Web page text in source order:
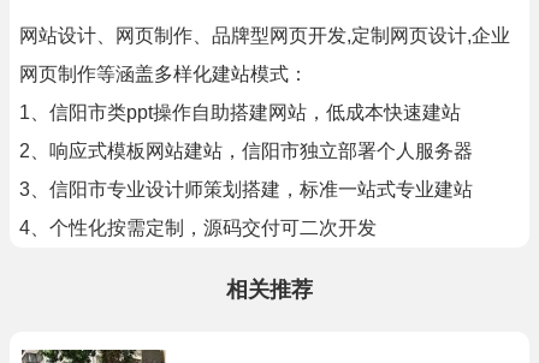
网站设计、网页制作、品牌型网页开发,定制网页设计,企业
网页制作等涵盖多样化建站模式：
1、信阳市类ppt操作自助搭建网站，低成本快速建站
2、响应式模板网站建站，信阳市独立部署个人服务器
3、信阳市专业设计师策划搭建，标准一站式专业建站
4、个性化按需定制，源码交付可二次开发
相关推荐